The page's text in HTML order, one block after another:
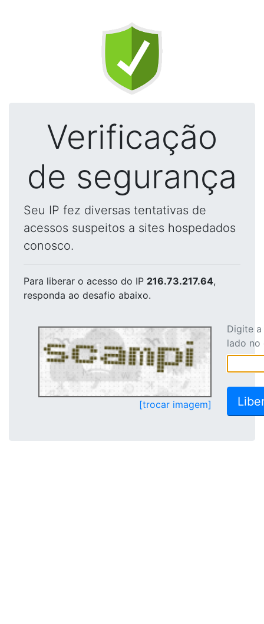
Verificação
de segurança
Seu IP fez diversas tentativas de
acessos suspeitos a sites hospedados
conosco.
Para liberar o acesso do IP 216.73.217.64,
responda ao desafio abaixo.
[trocar imagem]
Digite
lado no